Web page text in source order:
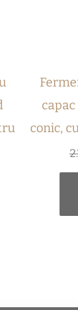
conic,